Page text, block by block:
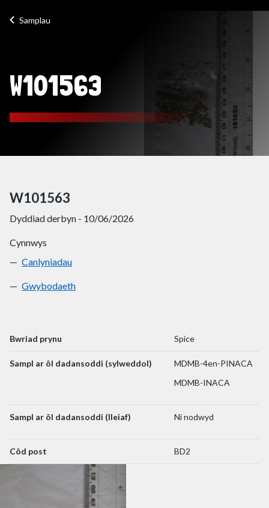
Samplau
W101563
W101563
Dyddiad derbyn - 10/06/2026
Cynnwys
W101563
Canlyniadau
W101563
Gwybodaeth
Bwriad prynu Spice
Sampl ar ôl dadansoddi (sylweddol)
MDMB-4en-PINACA
MDMB-INACA
Sampl ar ôl dadansoddi (lleiaf) Ni nodwyd
Côd post BD2